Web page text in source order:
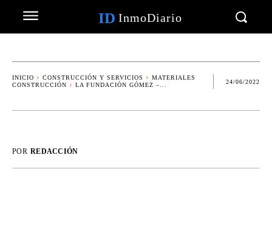
ID InmoDiario
INICIO CONSTRUCCIÓN Y SERVICIOS
MATERIALES
CONSTRUCCIÓN
LA FUNDACIÓN GÓMEZ –...
24/06/2022
POR REDACCIÓN